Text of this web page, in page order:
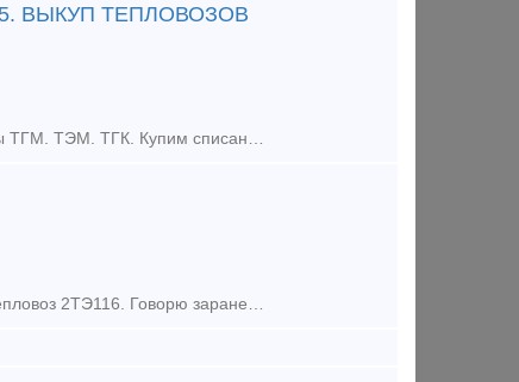
ВЫКУП ТЕПЛОВОЗОВ
Быстрый выкуп тепловозов на всей территории России. Покупаем Тепловозы ТГМ. ТЭМ. ТГК. Купим списанные вагоны платформы, хопперы, цистерны, грузовые вагоны. Выкуп колесных пар вагонов. Покупае
Ув. Господа!!! Продаются 2 тепловоза 2ТЭ10 модификации М и У. А также тепловоз 2ТЭ116. Говорю заранее - справок не даем!! Фото не высылаем!! Если у Вас есть необходимость в приобретении данной техни